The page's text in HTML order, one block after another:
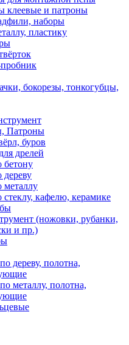
клеевые и патроны
наборы
пластику
бокорезы, тонкогубцы,
Патроны
буров
дрелей
бетону
дереву
металлу
стеклу, кафелю, керамике
(ножовки, рубанки,
и пр.)
дереву, полотна,
металлу, полотна,